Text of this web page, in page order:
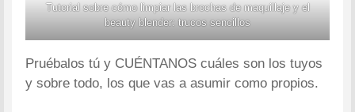
Tutorial sobre cómo limpiar las brochas de maquillaje y el
beauty blender: trucos sencillos
Pruébalos tú y CUÉNTANOS cuáles son los tuyos
y sobre todo, los que vas a asumir como propios.